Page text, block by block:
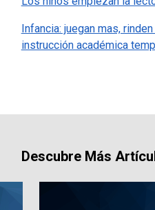
Infancia: juegan mas,
instrucción académica
Descubre Más